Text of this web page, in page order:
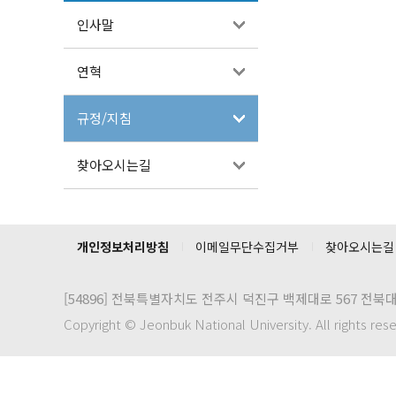
인사말
연혁
규정/지침
찾아오시는길
개인정보처리방침 이메일무단수집거부 찾아오시는길
[54896] 전북특별자치도 전주시 덕진구 백제대로 567 전북
Copyright © Jeonbuk National University. All rights